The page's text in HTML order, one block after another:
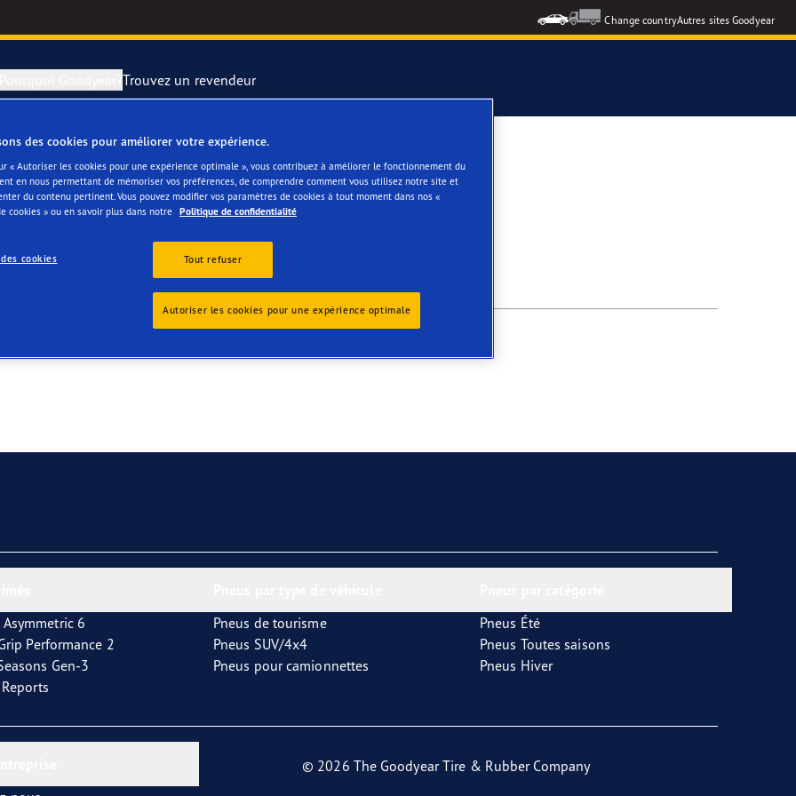
Change countryAutres sites Goodyear
Pourquoi Goodyear?
F1 SuperSport
Performance 2
4Seasons GEN-3
Trouvez un revendeur
SA
Asymmetric 6
Performance 2
Gen-3
Pneus de tourisme
Pneus SUV/4x4
Pneus pour camionnettes
Pneus Été
Pneus Toutes saisons
Pneus Hiver
© 2026 The Goodyear Tire & Rubber Company
des cookies pour améliorer votre expérience.
« Autoriser les cookies pour une expérience optimale », vous contribuez à améliorer le fonctionnement du
en nous permettant de mémoriser vos préférences, de comprendre comment vous utilisez notre site et
du contenu pertinent. Vous pouvez modifier vos paramètres de cookies à tout moment dans nos «
cookies » ou en savoir plus dans notre Politique de confidentialité
cookies Tout refuser
Autoriser les cookies pour une expérience optimale